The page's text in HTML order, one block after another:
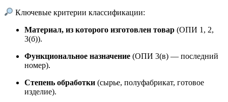
Ключевые критерии классификации:
Материал, из которого изготовлен товар (ОПИ 1, 2,
3(б)).
Функциональное назначение (ОПИ 3(в) — последний
номер).
Степень обработки (сырье, полуфабрикат, готовое
изделие).